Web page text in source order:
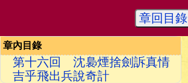
章回目錄
章內目錄
第十六回 沈裊煙捨劍訴真情
吉乎飛出兵說奇計